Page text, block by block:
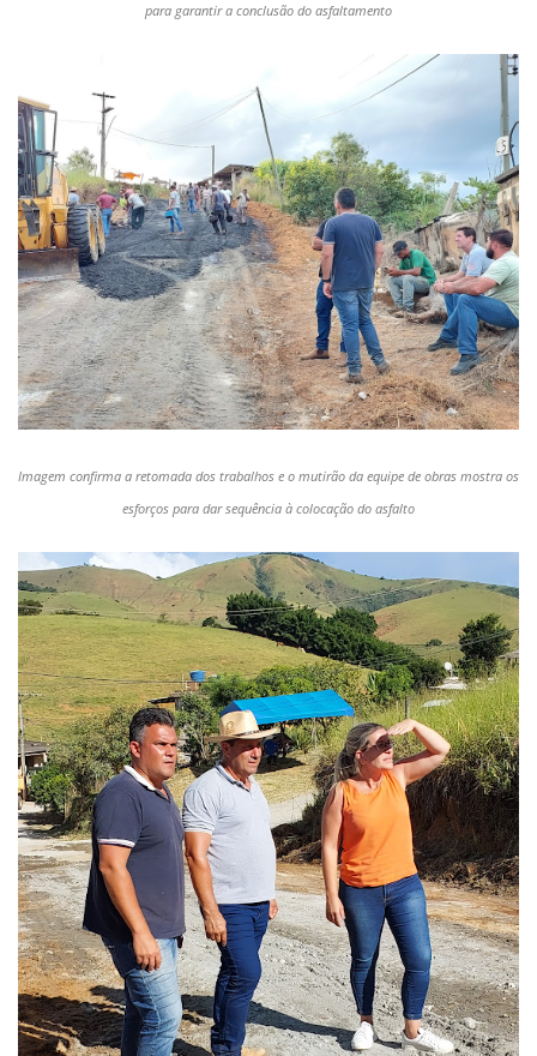
para garantir a conclusão do asfaltamento
Imagem confirma a retomada dos trabalhos e o mutirão da equipe de obras mostra os
esforços para dar sequência à colocação do asfalto